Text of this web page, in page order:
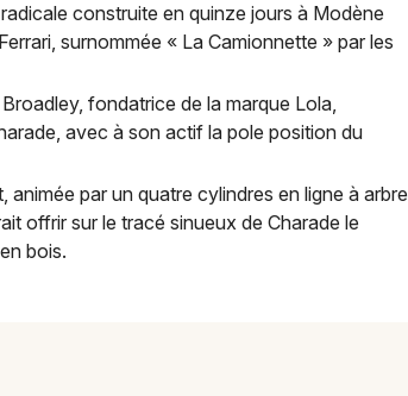
construite en quinze jours à Modène
surnommée « La Camionnette » par les
fondatrice de la marque Lola,
avec à son actif la pole position du
animée par un quatre cylindres en ligne à arbre
offrir sur le tracé sinueux de Charade le
bois.